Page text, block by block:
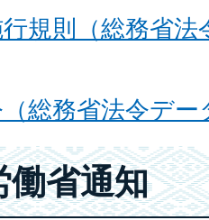
規則（総務省
総務省法令デ
働省通知